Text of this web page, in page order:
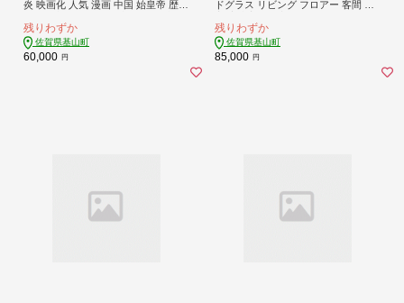
炎 映画化 人気 漫画 中国 始皇帝 歴史
ングジャンプ ★基山町】K026003
残りわずか
佐賀県基山町
60,000 円
ドグラス リビング フロアー 客間 洋
い 癒し ふんわり お祝 新築祝 プレゼ
ント】K003139
残りわずか
佐賀県基山町
85,000 円